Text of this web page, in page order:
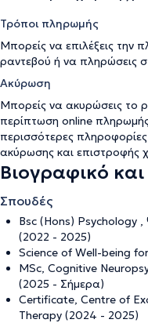
Τρόποι πληρωμής
Μπορείς να επιλέξεις την
ραντεβού ή να πληρώσεις
Ακύρωση
Μπορείς να ακυρώσεις το
περίπτωση online
περισσότερες
ακύρωσης και επιστροφής
Βιογραφικό
Σπουδές
Bsc (Hons) Psychology
(2022 - 2025)
Science of Well-being
MSc, Cognitive
(2025 - Σήμερα)
Certificate, Centre of
Therapy (2024 - 2025)